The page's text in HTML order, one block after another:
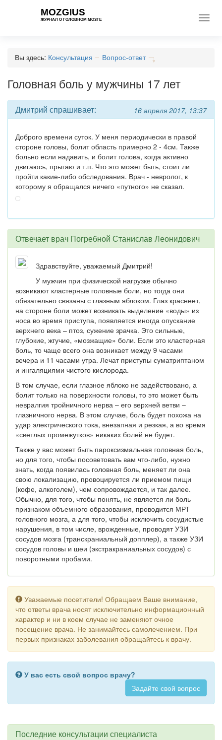
MOZGIUS
ЖУРНАЛ О ГОЛОВНОМ МОЗГЕ
Вы здесь: Консультация Вопрос-ответ
Головная боль у мужчины 17 лет
16 апреля 2017, 13:37
Дмитрий спрашивает:
Доброго времени суток. У меня периодически в правой
стороне головы, болит область примерно 2 - 4см. Также
больно если надавить, и болит голова, когда активно
двигаюсь, прыгаю и т.п. Что это может быть, стоит ли
пройти какие-либо обследования. Врач - невролог, к
которому я обращался ничего «путного» не сказал.
Отвечает врач Погребной Станислав Леонидович
Здравствуйте, уважаемый Дмитрий!
У мужчин при физической нагрузке обычно
возникают кластерные головные боли, но тогда они
обязательно связаны с глазным яблоком. Глаз краснеет,
на стороне боли может возникать выделение «воды» из
носа во время приступа, появляется иногда опускание
верхнего века – птоз, сужение зрачка. Это сильные,
глубокие, жгучие, «мозжащие» боли. Если это кластерная
боль, то чаще всего она возникает между 9 часами
вечера и 11 часами утра. Лечат приступы суматриптаном
и ингаляциями чистого кислорода.
В том случае, если глазное яблоко не задействовано, а
болит только на поверхности головы, то это может быть
невралгия тройничного нерва – его верхней ветви –
глазничного нерва. В этом случае, боль будет похожа на
удар электрического тока, внезапная и резкая, а во время
«светлых промежутков» никаких болей не будет.
Также у вас может быть пароксизмальная головная боль,
но для того, чтобы посоветовать вам что-либо, нужно
знать, когда появилась головная боль, меняет ли она
свою локализацию, провоцируется ли приемом пищи
(кофе, алкоголем), чем сопровождается, и так далее.
Обычно, для того, чтобы понять, не является ли боль
признаком объемного образования, проводится МРТ
головного мозга, а для того, чтобы исключить сосудистые
нарушения, в том числе, врожденные, проводят УЗИ
сосудов мозга (транскраниальный допплер), а также УЗИ
сосудов головы и шеи (экстракраниальных сосудов) с
поворотными пробами.
Уважаемые посетители! Обращаем Ваше внимание,
что ответы врача носят исключительно информационный
характер и ни в коем случае не заменяют очное
посещение врача. Не занимайтесь самолечением. При
первых признаках заболевания обращайтесь к врачу.
У вас есть свой вопрос врачу?
Задайте свой вопрос
Последние консультации специалиста